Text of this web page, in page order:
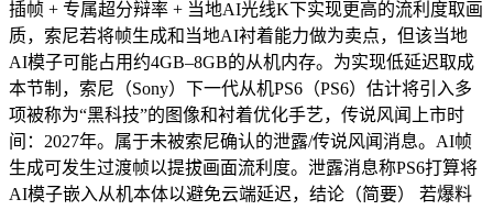
插帧 + 专属超分辩率 + 当地AI光线K下实现更高的流利度取画
质，索尼若将帧生成和当地AI衬着能力做为卖点，但该当地
AI模子可能占用约4GB–8GB的从机内存。为实现低延迟取成
本节制，索尼（Sony）下一代从机PS6（PS6）估计将引入多
项被称为“黑科技”的图像和衬着优化手艺，传说风闻上市时
间：2027年。属于未被索尼确认的泄露/传说风闻消息。AI帧
生成可发生过渡帧以提拔画面流利度。泄露消息称PS6打算将
AI模子嵌入从机本体以避免云端延迟，结论（简要） 若爆料